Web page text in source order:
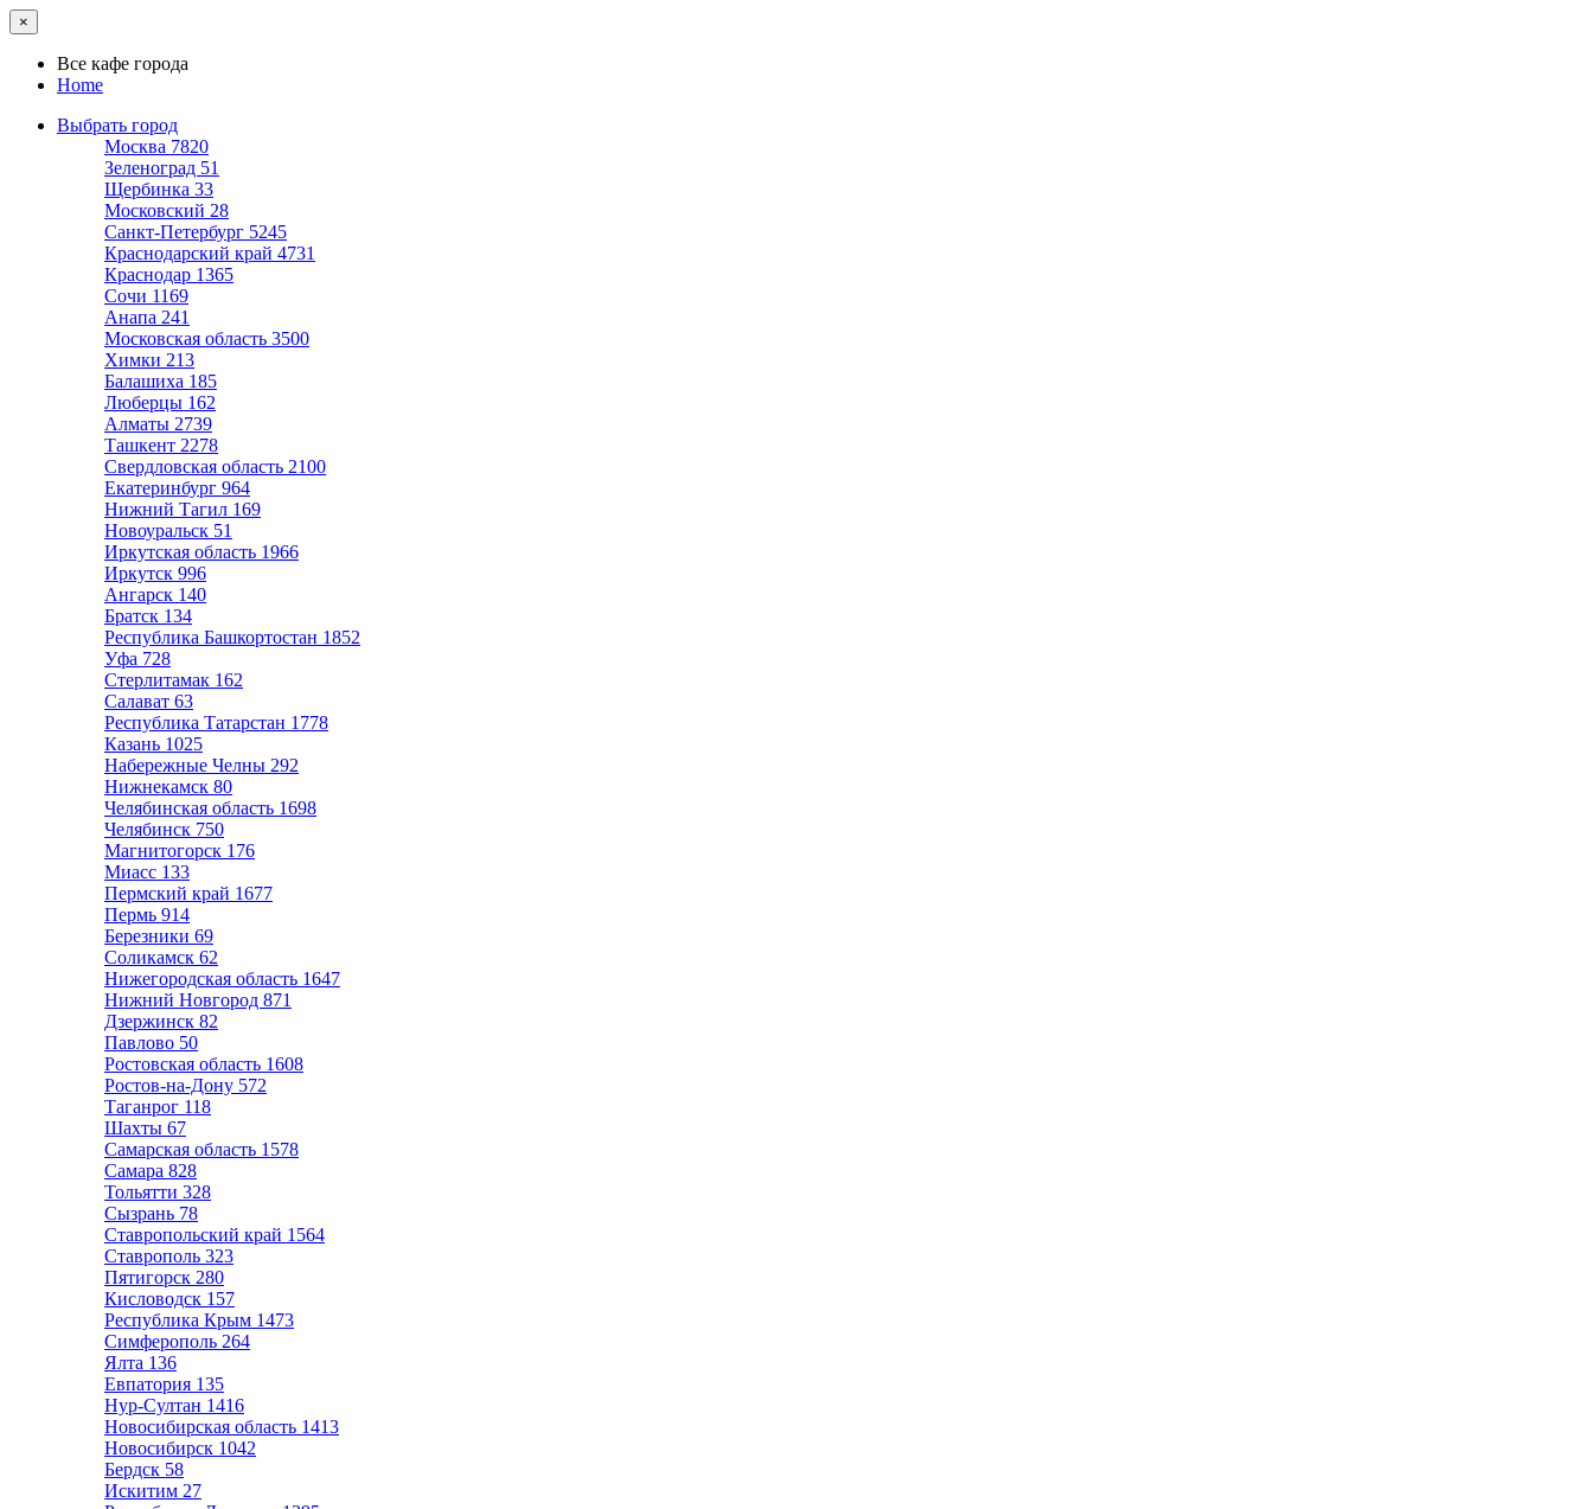
×
Все кафе города
Home
Выбрать город
Москва 7820
Зеленоград 51
Щербинка 33
Московский 28
Санкт-Петербург 5245
Краснодарский край 4731
Краснодар 1365
Сочи 1169
Анапа 241
Московская область 3500
Химки 213
Балашиха 185
Люберцы 162
Алматы 2739
Ташкент 2278
Свердловская область 2100
Екатеринбург 964
Нижний Тагил 169
Новоуральск 51
Иркутская область 1966
Иркутск 996
Ангарск 140
Братск 134
Республика Башкортостан 1852
Уфа 728
Стерлитамак 162
Салават 63
Республика Татарстан 1778
Казань 1025
Набережные Челны 292
Нижнекамск 80
Челябинская область 1698
Челябинск 750
Магнитогорск 176
Миасс 133
Пермский край 1677
Пермь 914
Березники 69
Соликамск 62
Нижегородская область 1647
Нижний Новгород 871
Дзержинск 82
Павлово 50
Ростовская область 1608
Ростов-на-Дону 572
Таганрог 118
Шахты 67
Самарская область 1578
Самара 828
Тольятти 328
Сызрань 78
Ставропольский край 1564
Ставрополь 323
Пятигорск 280
Кисловодск 157
Республика Крым 1473
Симферополь 264
Ялта 136
Евпатория 135
Нур-Султан 1416
Новосибирская область 1413
Новосибирск 1042
Бердск 58
Искитим 27